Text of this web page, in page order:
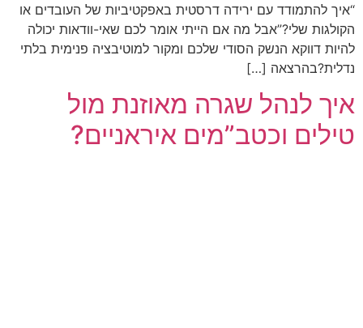
“איך להתמודד עם ירידה דרסטית באפקטיביות של העובדים או
הקולגות שלי?”אבל מה אם הייתי אומר לכם שאי-וודאות יכולה
להיות דווקא הנשק הסודי שלכם ומקור למוטיבציה פנימית בלתי
נדלית?בהרצאה […]
איך לנהל שגרה מאוזנת מול
טילים וכטב”מים איראניים?